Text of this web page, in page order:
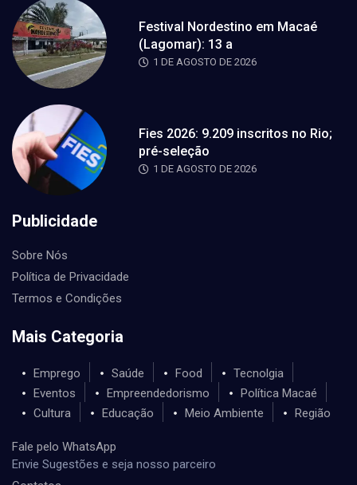
Festival Nordestino em Macaé
(Lagomar): 13 a
1 DE AGOSTO DE 2026
Fies 2026: 9.209 inscritos no Rio;
pré-seleção
1 DE AGOSTO DE 2026
Publicidade
Sobre Nós
Política de Privacidade
Termos e Condições
Mais Categoria
Emprego Saúde Food
Tecnolgia
Eventos
Empreendedorismo
Política Macaé
Cultura
Educação Meio Ambiente Região
Fale pelo WhatsApp
Envie Sugestões e seja nosso parceiro